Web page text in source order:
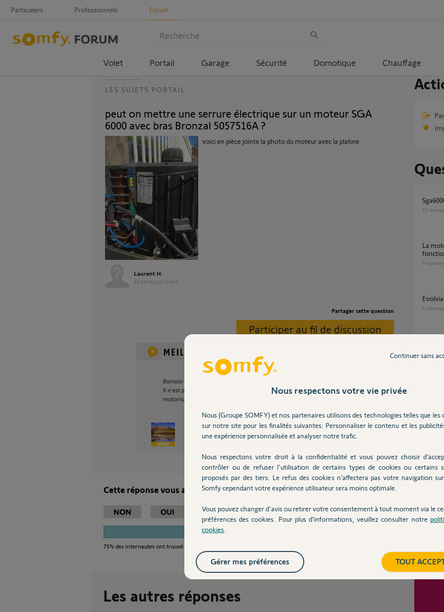
Particuliers Professionnels Forum
Volet Portail Garage Sécurité Domotique Chauffage
LES SUJETS PORTAIL
peut on mettre une serrure électrique sur un moteur SGA
6000 avec bras Bronzal 5057516A ?
voici en pièce jointe la photo du moteur avec la platine
Laurent H.
il y a presque 10 ans
Partager cette question
Participer au fil de discussion
Bonsoir Laurent,
Il n'est pas prévu de branchement pour une serrure électrique sur la
motorisation SGA 6000.
Sylvain C. il y a presque 10 ans
Cette réponse vous a-t-elle aidé ?
NON OUI
75% des internautes ont trouvé cette réponse utile
Les autres réponses
23
la motorisation de portail 5057516A ne
3 réponses
6 réponses
Nous respectons votre vie privée
Nous (Groupe SOMFY) et nos partenaires utilisons des technologies telles que les
sur notre site pour les finalités suivantes: Personnaliser le contenu et les
une expérience personnalisée et analyser notre trafic.
Nous respectons votre droit à la confidentialité et vous pouvez choisir
contrôler ou de refuser l'utilisation de certains types de cookies ou certains
proposés par des tiers. Le refus des cookies n’affectera pas votre navigation
Somfy cependant votre expérience utilisateur sera moins optimale.
Vous pouvez changer d'avis ou retirer votre consentement à tout moment via le
préférences des cookies. Pour plus d’informations, veuillez consulter notre
cookies
Continuer sans
TOUT
Gérer mes préférences